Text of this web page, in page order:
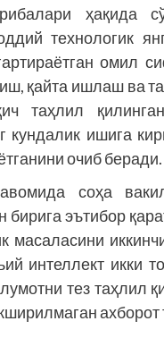
ҳақида
технологик
омил
қайта ишлаш ва
таҳлил
кундалик ишига
очиб беради.
соҳа
эътибор
масаласини
интеллект икки
тез таҳлил